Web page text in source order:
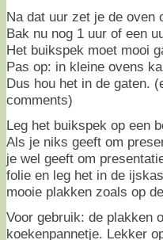
Na dat uur zet je de oven
Bak nu nog 1 uur of een
Het buikspek moet mooi
Pas op: in kleine ovens
Dus hou het in de gaten.
comments)
Leg het buikspek op een
Als je niks geeft om
je wel geeft om
folie en leg het in de
mooie plakken zoals op
Voor gebruik: de plakken
koekenpannetje. Lekker